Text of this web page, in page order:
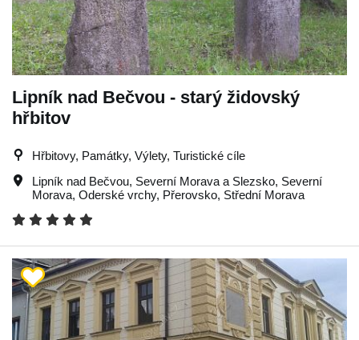
Lipník nad Bečvou - starý židovský
hřbitov
Hřbitovy, Památky, Výlety, Turistické cíle
Lipník nad Bečvou, Severní Morava a Slezsko, Severní
Morava, Oderské vrchy, Přerovsko, Střední Morava